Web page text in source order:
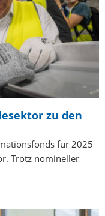
zu den
für 2025
Trotz nomineller